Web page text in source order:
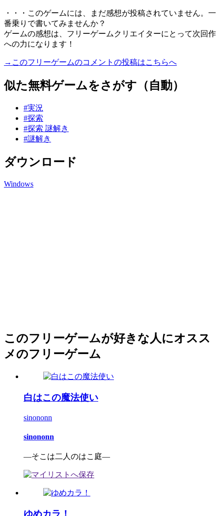
・・・このゲームには、まだ感想が投稿されていません。一
番乗りで書いてみませんか？
ゲームの感想は、フリーゲームクリエイターにとって次回作
への力になります！
→このフリーゲームのコメントの投稿はこちらへ
似た無料ゲームをさがす（自動）
#実況
#探索
#探索 謎解き
#謎解き
ダウンロード
Windows
このフリーゲームが好きな人にオスス
メのフリーゲーム
白はこの魔法使い
sinononn
sinononn
―そこは二人のはこ庭―
ゆめカラ！